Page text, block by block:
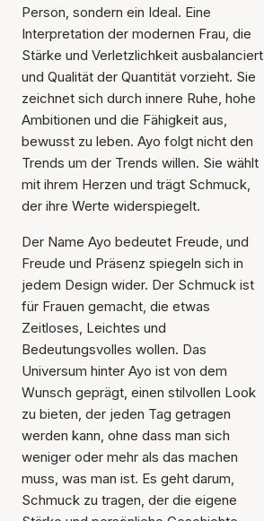
Person, sondern ein Ideal. Eine
Interpretation der modernen Frau, die
Stärke und Verletzlichkeit ausbalanciert
und Qualität der Quantität vorzieht. Sie
zeichnet sich durch innere Ruhe, hohe
Ambitionen und die Fähigkeit aus,
bewusst zu leben. Ayo folgt nicht den
Trends um der Trends willen. Sie wählt
mit ihrem Herzen und trägt Schmuck,
der ihre Werte widerspiegelt.
Der Name Ayo bedeutet Freude, und
Freude und Präsenz spiegeln sich in
jedem Design wider. Der Schmuck ist
für Frauen gemacht, die etwas
Zeitloses, Leichtes und
Bedeutungsvolles wollen. Das
Universum hinter Ayo ist von dem
Wunsch geprägt, einen stilvollen Look
zu bieten, der jeden Tag getragen
werden kann, ohne dass man sich
weniger oder mehr als das machen
muss, was man ist. Es geht darum,
Schmuck zu tragen, der die eigene